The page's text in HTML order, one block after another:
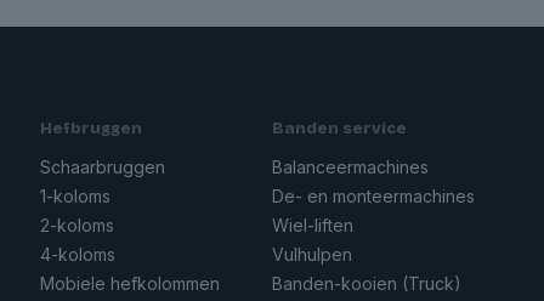
Hefbruggen
Schaarbruggen
1-koloms
2-koloms
4-koloms
Mobiele hefkolommen
Banden service
Balanceermachines
De- en monteermachines
Wiel-liften
Vulhulpen
Banden-kooien (Truck)